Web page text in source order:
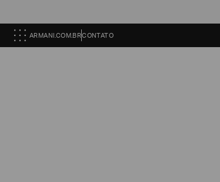
ARMANI.COM.BRCONTATO